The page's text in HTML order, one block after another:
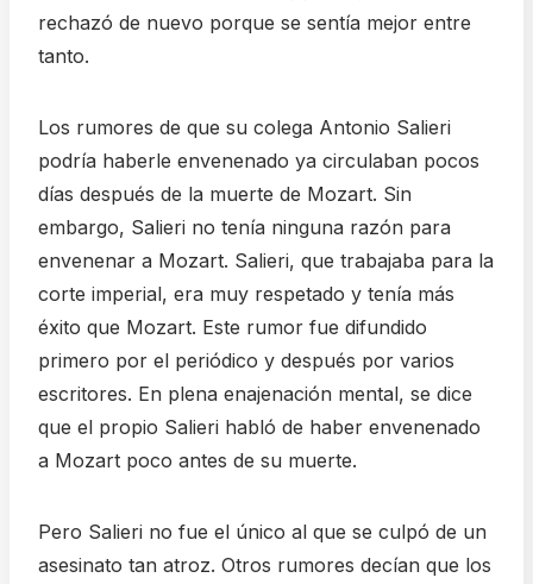
rechazó de nuevo porque se sentía mejor entre
tanto.
Los rumores de que su colega Antonio Salieri
podría haberle envenenado ya circulaban pocos
días después de la muerte de Mozart. Sin
embargo, Salieri no tenía ninguna razón para
envenenar a Mozart. Salieri, que trabajaba para la
corte imperial, era muy respetado y tenía más
éxito que Mozart. Este rumor fue difundido
primero por el periódico y después por varios
escritores. En plena enajenación mental, se dice
que el propio Salieri habló de haber envenenado
a Mozart poco antes de su muerte.
Pero Salieri no fue el único al que se culpó de un
asesinato tan atroz. Otros rumores decían que los